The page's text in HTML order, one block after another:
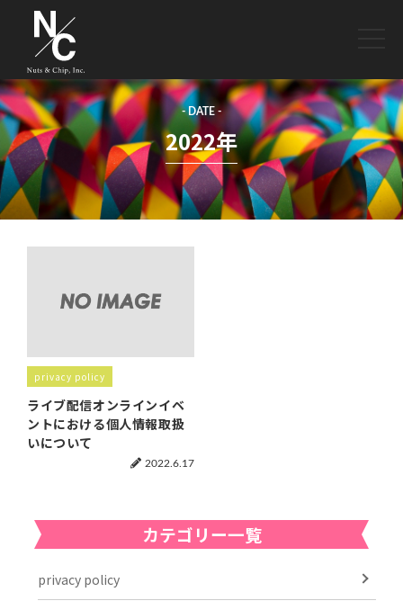
- DATE -
2022年
privacy policy
ライブ配信オンラインイベ
ントにおける個人情報取扱
いについて
2022.6.17
カテゴリー一覧
privacy policy